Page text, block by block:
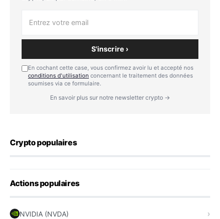
S'inscrire ›
En cochant cette case, vous confirmez avoir lu et accepté nos
conditions d'utilisation concernant le traitement des données
soumises via ce formulaire.
En savoir plus sur notre newsletter crypto →
Crypto populaires
Actions populaires
NVIDIA (NVDA)